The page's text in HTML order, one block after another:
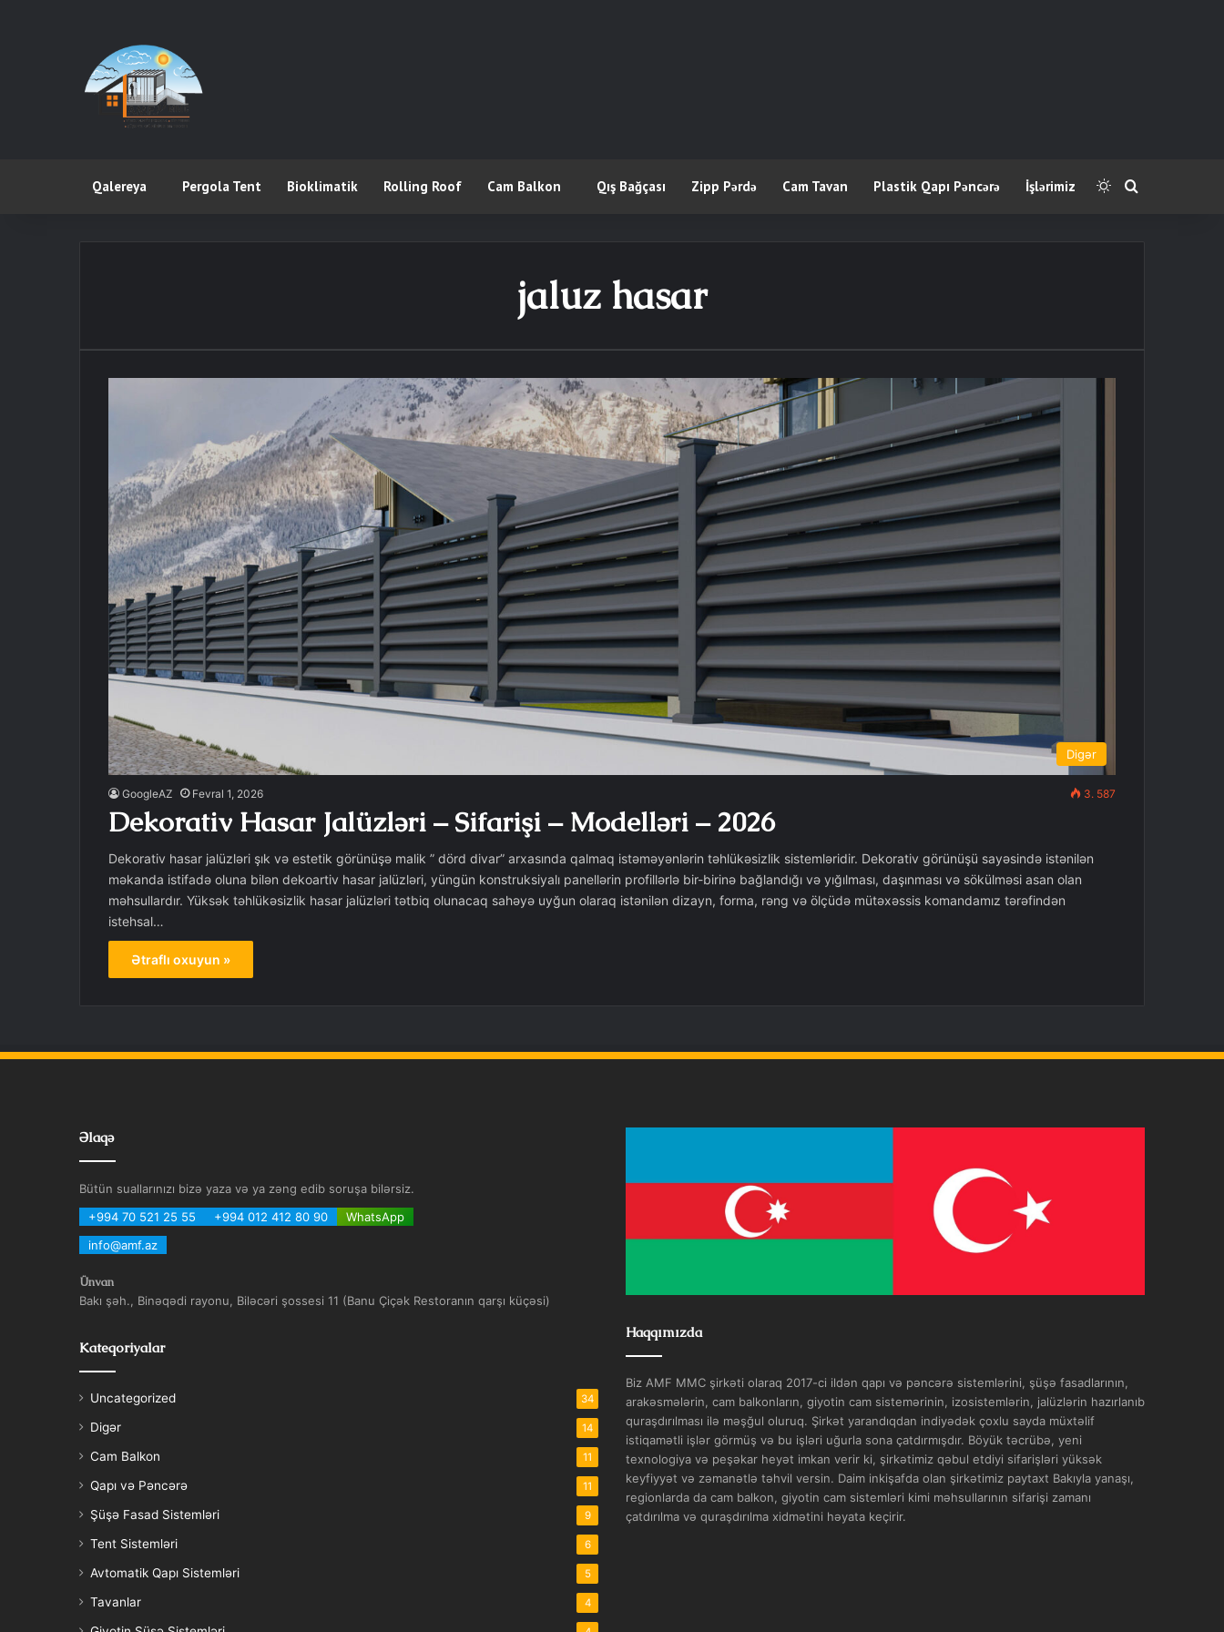
Qalereya Pergola Tent Bioklimatik Rolling Roof Cam Balkon Qış Bağçası Zipp Pərdə Cam Tavan Plastik Qapı Pəncərə İşlərimiz Switch skin
jaluz hasar
Digər
GoogleAZ Fevral 1, 2026 3. 587
Dekorativ Hasar Jalüzləri – Sifarişi – Modelləri – 2026
Dekorativ hasar jalüzləri şık və estetik görünüşə malik ” dörd divar” arxasında qalmaq istəməyənlərin təhlükəsizlik sistemləridir. Dekorativ görünüşü sayəsində istənilən
məkanda istifadə oluna bilən dekoartiv hasar jalüzləri, yüngün konstruksiyalı panellərin profillərlə bir-birinə bağlandığı və yığılması, daşınması və sökülməsi asan olan
məhsullardır. Yüksək təhlükəsizlik hasar jalüzləri tətbiq olunacaq sahəyə uyğun olaraq istənilən dizayn, forma, rəng və ölçüdə mütəxəssis komandamız tərəfindən
istehsal…
Ətraflı oxuyun »
Əlaqə
Bütün suallarınızı bizə yaza və ya zəng edib soruşa bilərsiz.
+994 70 521 25 55
+994 012 412 80 90
WhatsApp
info@amf.az
Ünvan
Bakı şəh., Binəqədi rayonu, Biləcəri şossesi 11 (Banu Çiçək Restoranın qarşı küçəsi)
Kateqoriyalar
Uncategorized 34
Digər 14
Cam Balkon 11
Qapı və Pəncərə 11
Şüşə Fasad Sistemləri 9
Tent Sistemləri 6
Avtomatik Qapı Sistemləri 5
Tavanlar 4
Haqqımızda
Biz AMF MMC şirkəti olaraq 2017-ci ildən qapı və pəncərə sistemlərini, şüşə fasadlarının,
arakəsmələrin, cam balkonların, giyotin cam sistemərinin, izosistemlərin, jalüzlərin hazırlanıb
quraşdırılması ilə məşğul oluruq. Şirkət yarandıqdan indiyədək çoxlu sayda müxtəlif
istiqamətli işlər görmüş və bu işləri uğurla sona çatdırmışdır. Böyük təcrübə, yeni
texnologiya və peşəkar heyət imkan verir ki, şirkətimiz qəbul etdiyi sifarişləri yüksək
keyfiyyət və zəmanətlə təhvil versin. Daim inkişafda olan şirkətimiz paytaxt Bakıyla yanaşı,
regionlarda da cam balkon, giyotin cam sistemləri kimi məhsullarının sifarişi zamanı
çatdırılma və quraşdırılma xidmətini həyata keçirir.